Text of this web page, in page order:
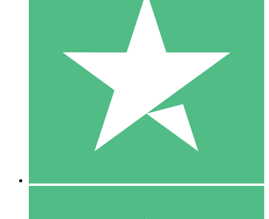
Individuelle Credit-Pakete
Zahlen Sie nach Bedarf mit Download-Credits. Keine
monatliche Verpflichtung erforderlich.
10 00